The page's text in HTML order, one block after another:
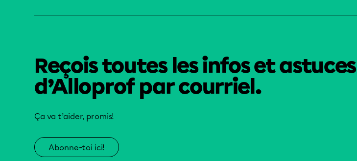
Reçois toutes les infos et astuces
d’Alloprof par courriel.
Ça va t’aider, promis!
Abonne-toi ici!